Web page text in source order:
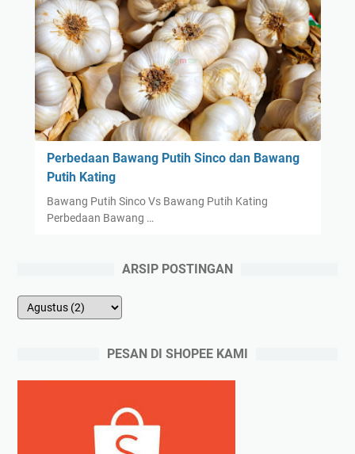
Perbedaan Bawang Putih Sinco dan Bawang
Putih Kating
Bawang Putih Sinco Vs Bawang Putih Kating
Perbedaan Bawang …
ARSIP POSTINGAN
PESAN DI SHOPEE KAMI